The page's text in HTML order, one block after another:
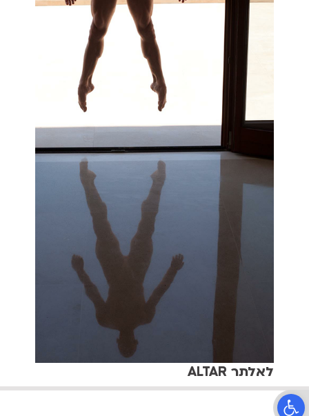
לאלתר ALTAR
פתח סרגל נגישות